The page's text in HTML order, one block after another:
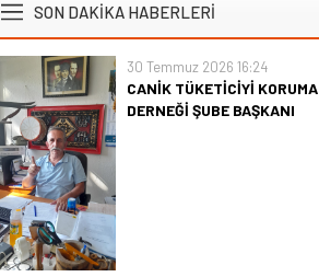
BİST
13.798,82
DOLAR
47,5939
SON DAKİKA HABERLERİ
30 Temmuz 2026 16:24
CANİK TÜKETİCİYİ KORUMA
DERNEĞİ ŞUBE BAŞKANI